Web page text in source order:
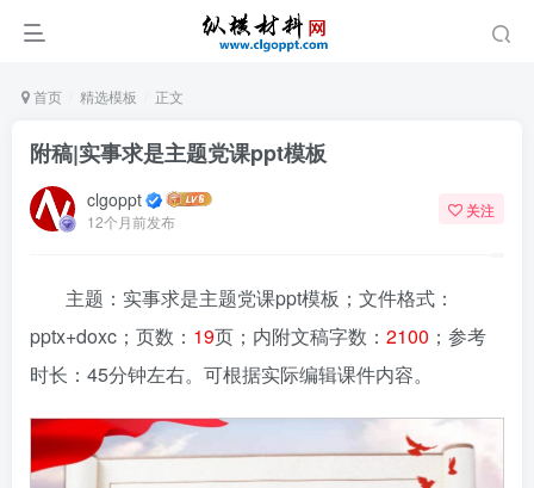
首页 精选模板 正文
附稿|实事求是主题党课ppt模板
clgoppt
12个月前发布
关注
主题：实事求是主题党课ppt模板 ；文件格式：
pptx+doxc；页数： 19页；内附文稿字数： 2100 ；参考
时长：45分钟左右。可根据实际编辑课件内容。